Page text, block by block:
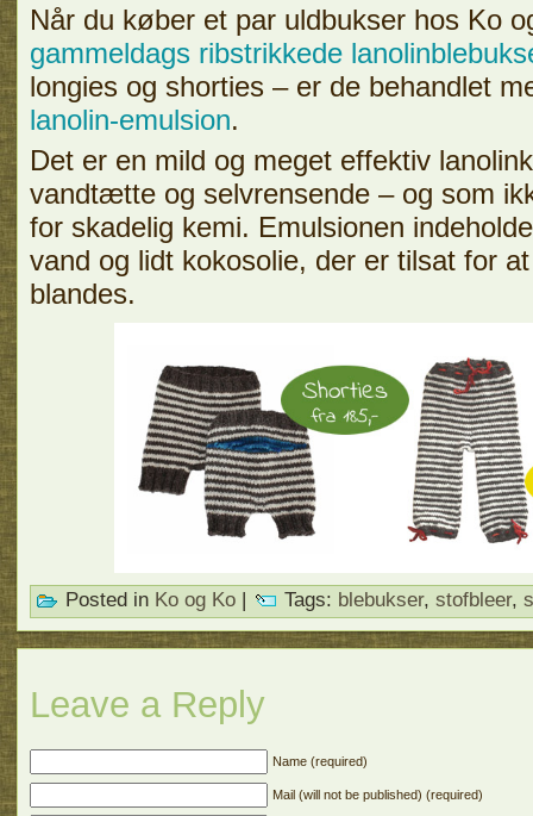
Når du køber et par uldbukser hos Ko
gammeldags ribstrikkede
longies og shorties – er de behandlet
lanolin-emulsion.
Det er en mild og meget effektiv
vandtætte og selvrensende – og som
for skadelig kemi. Emulsionen
vand og lidt kokosolie, der er tilsat for
blandes.
Posted in Ko og Ko Tags: blebukser, stofbleer,
Leave a Reply
Name (required)
Mail (will not be published) (required)